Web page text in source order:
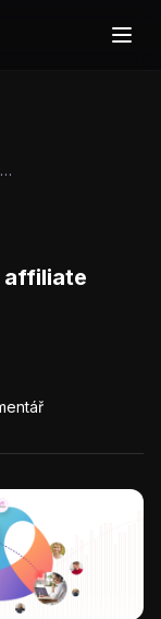
Proč využít eHUB.cz pro svůj affiliate program?
affiliate